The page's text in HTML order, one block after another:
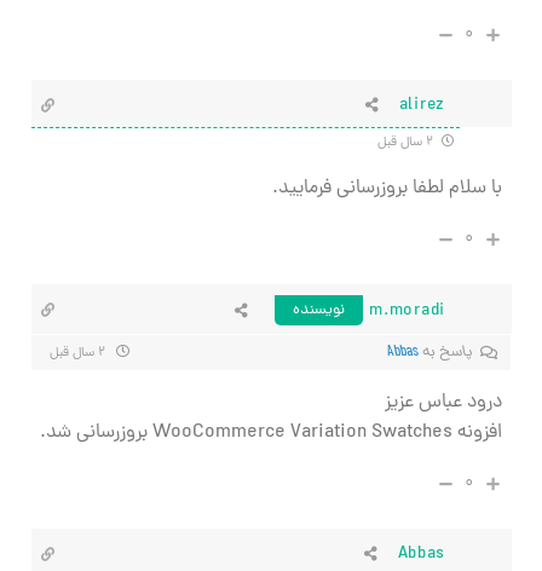
۰
alirez
با سلام لطفا بروزرسانی فرمایید.
۰
m.moradi
نویسنده
پاسخ بهAbbas
درود عباس عزیز
افزونه WooCommerce Variation Swatches بروزرسانی شد.
۰
Abbas